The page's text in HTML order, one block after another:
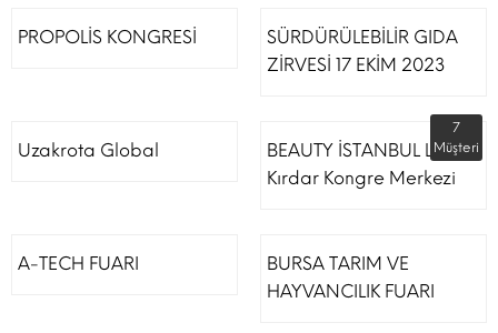
PROPOLİS KONGRESİ
SÜRDÜRÜLEBİLİR GIDA
ZİRVESİ 17 EKİM 2023
Uzakrota Global
BEAUTY İSTANBUL Lütfi
Kırdar Kongre Merkezi
7
Müşteri
A-TECH FUARI
BURSA TARIM VE
HAYVANCILIK FUARI